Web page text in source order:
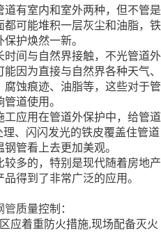
道有室内和室外两种，但不管是
都可能堆积一层灰尘和油脂，铁
护焕然一新。
间与自然界接触，不光管道外
因为直接与自然界各种天气、
蚀痕迹、油脂等，这些对于管
道使用。
工应用在管道外保护中，给管道
、闪闪发光的铁皮覆盖住管道
管看上去更加美观。
多的，特别是现代随着房地产
得到了非常广泛的应用。
管质量控制：
应着重防火措施,现场配备灭火